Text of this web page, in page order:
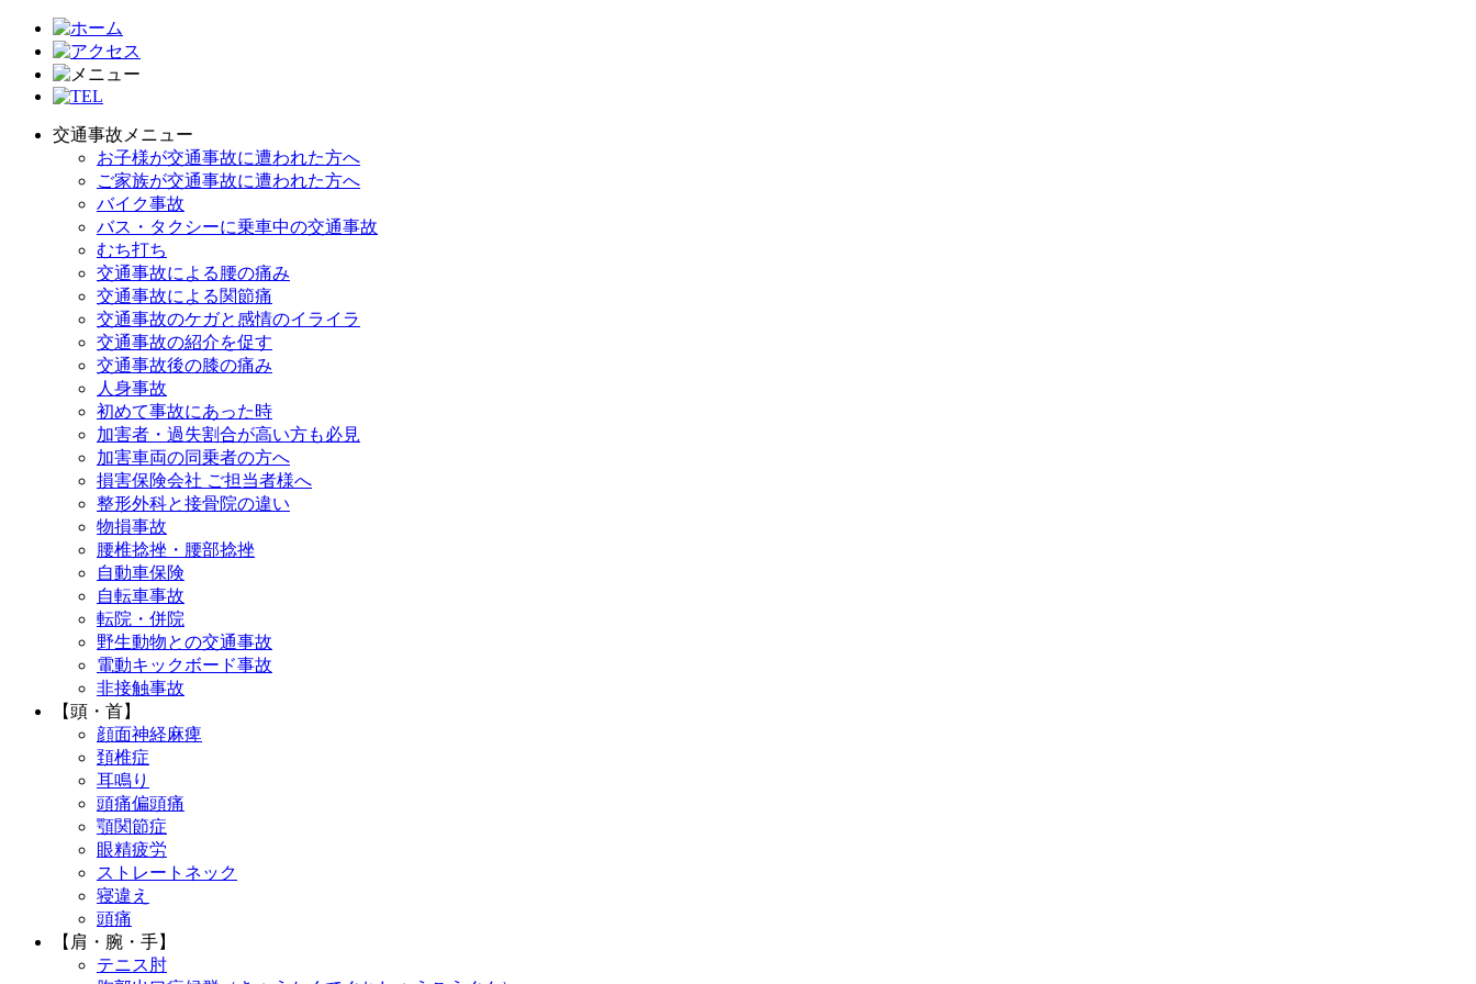
交通事故メニュー
お子様が交通事故に遭われた方へ
ご家族が交通事故に遭われた方へ
バイク事故
バス・タクシーに乗車中の交通事故
むち打ち
交通事故による腰の痛み
交通事故による関節痛
交通事故のケガと感情のイライラ
交通事故の紹介を促す
交通事故後の膝の痛み
人身事故
初めて事故にあった時
加害者・過失割合が高い方も必見
加害車両の同乗者の方へ
損害保険会社 ご担当者様へ
整形外科と接骨院の違い
物損事故
腰椎捻挫・腰部捻挫
自動車保険
自転車事故
転院・併院
野生動物との交通事故
電動キックボード事故
非接触事故
【頭・首】
顔面神経麻痺
頚椎症
耳鳴り
頭痛偏頭痛
顎関節症
眼精疲労
ストレートネック
寝違え
頭痛
【肩・腕・手】
テニス肘